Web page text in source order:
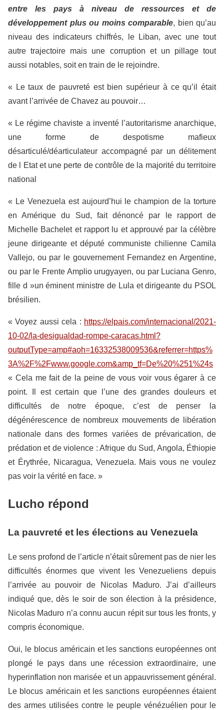
entre les pays à niveau de ressources et de
développement plus ou moins comparable, bien qu’au
niveau des indicateurs chiffrés, le Liban, avec une tout
autre trajectoire mais une corruption et un pillage tout
aussi notables, soit en train de le rejoindre.
« Le taux de pauvreté est bien supérieur à ce qu’il était
avant l’arrivée de Chavez au pouvoir…
« Le régime chaviste a inventé l’autoritarisme anarchique,
une forme de despotisme mafieux
désarticulé/déarticulateur accompagné par un délitement
de l Etat et une perte de contrôle de la majorité du territoire
national
« Le Venezuela est aujourd’hui le champion de la torture
en Amérique du Sud, fait dénoncé par le rapport de
Michelle Bachelet et rapport lu et approuvé par la célèbre
jeune dirigeante et député communiste chilienne Camila
Vallejo, ou par le gouvernement Fernandez en Argentine,
ou par le Frente Amplio urugyayen, ou par Luciana Genro,
fille d »un éminent ministre de Lula et dirigeante du PSOL
brésilien.
« Voyez aussi cela : https://elpais.com/internacional/2021-
10-02/la-desigualdad-rompe-caracas.html?
outputType=amp#aoh=16332538009536&referrer=https%
3A%2F%2Fwww.google.com&amp_tf=De%20%251%24s
« Cela me fait de la peine de vous voir vous égarer à ce
point. Il est certain que l’une des grandes douleurs et
difficultés de notre époque, c’est de penser la
dégénérescence de nombreux mouvements de libération
nationale dans des formes variées de prévarication, de
prédation et de violence : Afrique du Sud, Angola, Éthiopie
et Érythrée, Nicaragua, Venezuela. Mais vous ne voulez
pas voir la vérité en face. »
Lucho répond
La pauvreté et les élections au Venezuela
Le sens profond de l’article n’était sûrement pas de nier les
difficultés énormes que vivent les Venezueliens depuis
l’arrivée au pouvoir de Nicolas Maduro. J’ai d’ailleurs
indiqué que, dès le soir de son élection à la présidence,
Nicolas Maduro n’a connu aucun répit sur tous les fronts, y
compris économique.
Oui, le blocus américain et les sanctions européennes ont
plongé le pays dans une récession extraordinaire, une
hyperinflation non marisée et un appauvrissement général.
Le blocus américain et les sanctions européennes étaient
des armes utilisées contre le peuple vénézuélien pour le